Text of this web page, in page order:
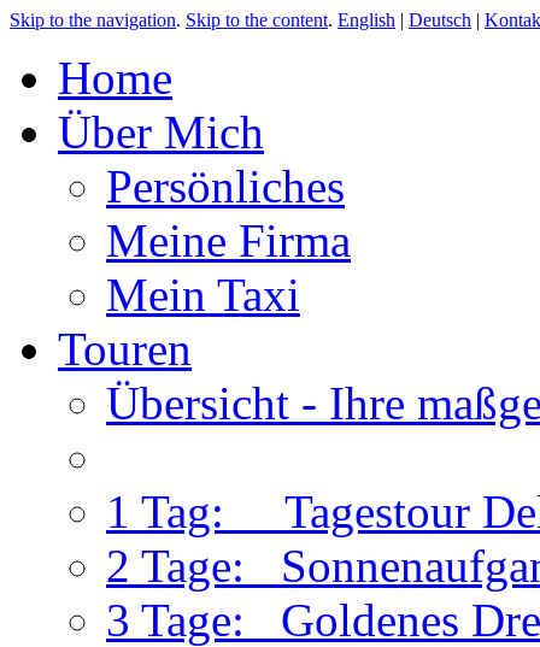
Skip to the navigation. Skip to the content. English | Deutsch |
Home
Über Mich
Persönliches
Meine Firma
Mein Taxi
Touren
Übersicht - Ihre
1 Tag: Tagestour
2 Tage:
3 Tage: Goldenes